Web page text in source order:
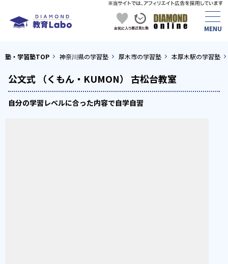
塾・学習塾TOP 神奈川県の学習塾 厚木市の学習塾 本厚木駅の学習塾
公文式 （くもん・KUMON） 古松台教室
自分の学習レベルに合った内容で自学自習